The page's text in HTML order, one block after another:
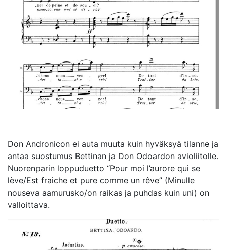
Don Andronicon ei auta muuta kuin hyväksyä tilanne ja
antaa suostumus Bettinan ja Don Odoardon avioliitolle.
Nuorenparin loppuduetto “Pour moi l’aurore qui se
lève/Est fraiche et pure comme un rêve” (Minulle
nouseva aamurusko/on raikas ja puhdas kuin uni) on
valloittava.